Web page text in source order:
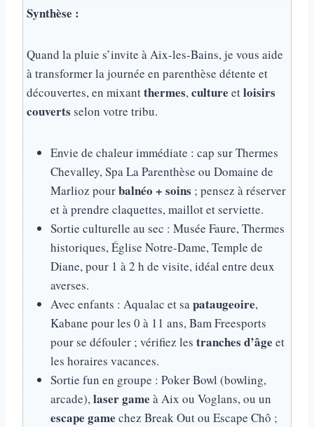
Synthèse :
Quand la pluie s’invite à Aix-les-Bains, je vous aide
à transformer la journée en parenthèse détente et
découvertes, en mixantthermes, culture etloisirs
couverts selon votre tribu.
Envie de chaleur immédiate : cap sur Thermes
Chevalley, Spa La Parenthèse ou Domaine de
Marlioz pourbalnéo + soins ; pensez à réserver
et à prendre claquettes, maillot et serviette.
Sortie culturelle au sec : Musée Faure, Thermes
historiques, Église Notre-Dame, Temple de
Diane, pour 1 à 2 h de visite, idéal entre deux
averses.
Avec enfants : Aqualac et sa pataugeoire,
Kabane pour les 0 à 11 ans, Bam Freesports
pour se défouler ; vérifiez les tranches d’âge et
les horaires vacances.
Sortie fun en groupe : Poker Bowl (bowling,
arcade), laser game à Aix ou Voglans, ou un
escape game chez Break Out ou Escape Chô ;